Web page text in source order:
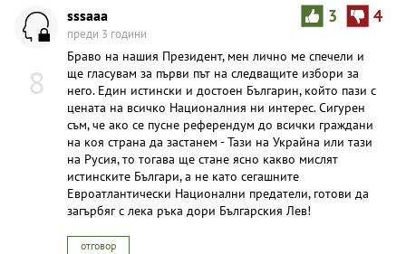
8
3 4
sssaaa
преди 3 години
Браво на нашия Президент, мен лично ме спечели и
ще гласувам за първи път на следващите избори за
него. Един истински и достоен Българин, който пази с
цената на всичко Националния ни интерес. Сигурен
съм, че ако се пусне референдум до всички граждани
на коя страна да застанем - Тази на Украйна или тази
на Русия, то тогава ще стане ясно какво мислят
истинските Българи, а не като сегашните
Евроатлантически Национални предатели, готови да
загърбяг с лека ръка дори Българския Лев!
отговор